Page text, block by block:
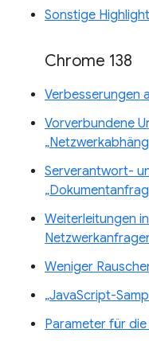
Sonstige
Chrome 138
Verbesserungen
Vorverbundene
Serverantwort-
Weiterleitungen
Weniger
„JavaScript-
Parameter für